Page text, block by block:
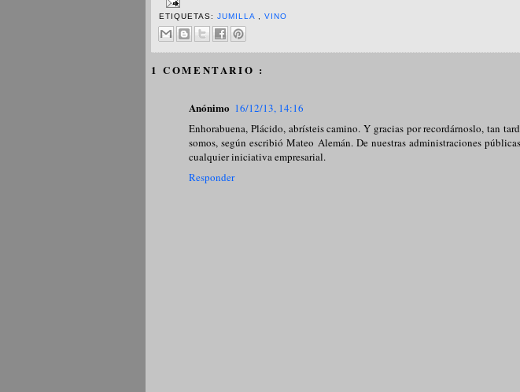
ETIQUETAS:JUMILLA ,VINO
1 COMENTARIO :
Anónimo 16/12/13, 14:16
Enhorabuena, Plácido, abrísteis camino. Y gracias por recordárnoslo, tan
somos, según escribió Mateo Alemán. De nuestras administraciones
cualquier iniciativa empresarial.
Responder